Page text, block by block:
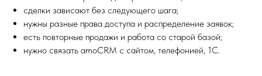
сделки зависают без следующего шага;
нужны разные права доступа и распределение заявок;
есть повторные продажи и работа со старой базой;
нужно связать amoCRM с сайтом, телефонией, 1С.